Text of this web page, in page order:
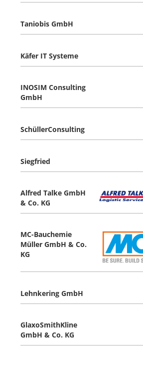
Taniobis GmbH
Käfer IT Systeme
INOSIM Consulting
GmbH
SchüllerConsulting
Siegfried
Alfred Talke GmbH
& Co. KG
MC-Bauchemie
Müller GmbH & Co.
KG
Lehnkering GmbH
GlaxoSmithKline
GmbH & Co. KG